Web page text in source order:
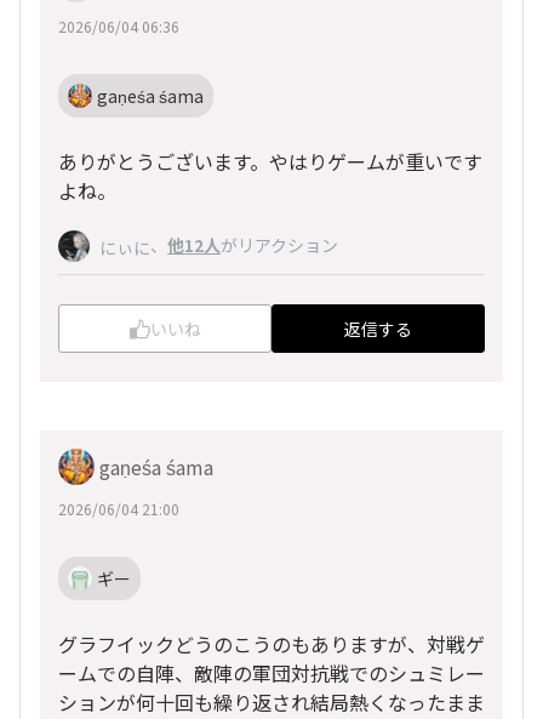
2026/06/04 06:36
gaṇeśa śama
ありがとうございます。やはりゲームが重いです
よね。
にぃに、 他12人がリアクション
いいね 返信する
gaṇeśa śama
2026/06/04 21:00
ギー
グラフイックどうのこうのもありますが、対戦ゲ
ームでの自陣、敵陣の軍団対抗戦でのシュミレー
ションが何十回も繰り返され結局熱くなったまま